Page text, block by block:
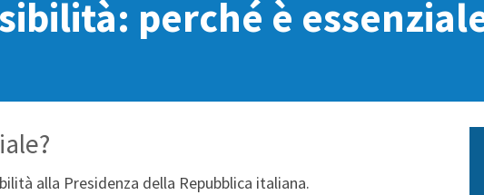
perché è
alla Presidenza della Repubblica italiana.